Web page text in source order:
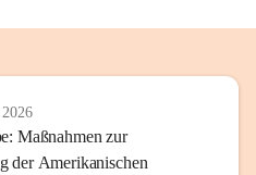
Maßnahmen zur
der Amerikanischen